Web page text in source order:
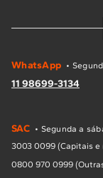
WhatsApp •
11 98699-3134
SAC • Segunda a
3003 0099 (Capitais
0800 970 0999